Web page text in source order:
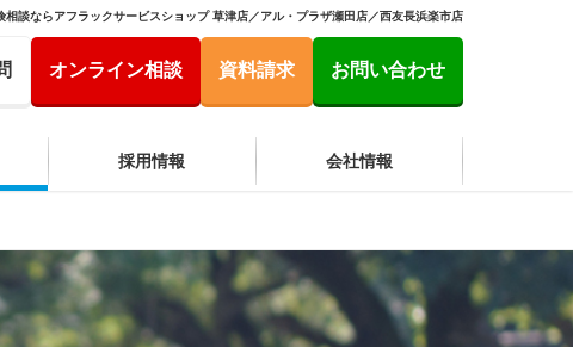
相談ならアフラックサービスショップ 草津店／アル・プラザ瀬田店／西友長浜楽市店
オンライン相談 資料請求 お問い合わせ
採用情報 会社情報